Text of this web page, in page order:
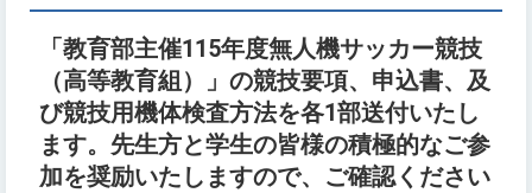
「教育部主催115年度無人機サッカー競技
（高等教育組）」の競技要項、申込書、及
び競技用機体検査方法を各1部送付いたし
ます。先生方と学生の皆様の積極的なご参
加を奨励いたしますので、ご確認ください